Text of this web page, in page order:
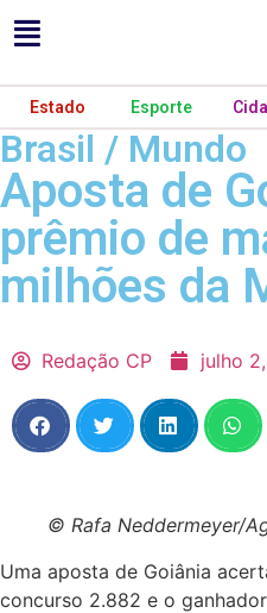
Estado Esporte
Brasil / Mundo
Aposta de
prêmio de
milhões da
Redação CP julho
© Rafa Neddermeyer/
Uma aposta de Goiânia
concurso 2.882 e o